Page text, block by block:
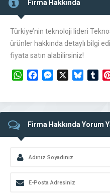
Firma Hakkında
Türkiye’nin teknoloji lideri
ürünler hakkında detaylı bilgi
fiyata satın alabilirsiniz!
WhatsAppFacebookMessenger
Firma Hakkında Yorum